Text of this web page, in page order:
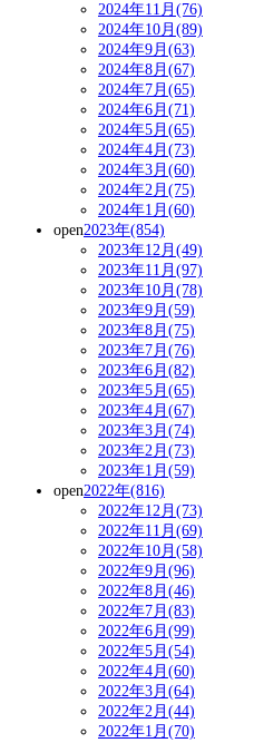
2024年11月(76)
2024年10月(89)
2024年9月(63)
2024年8月(67)
2024年7月(65)
2024年6月(71)
2024年5月(65)
2024年4月(73)
2024年3月(60)
2024年2月(75)
2024年1月(60)
open2023年(854)
2023年12月(49)
2023年11月(97)
2023年10月(78)
2023年9月(59)
2023年8月(75)
2023年7月(76)
2023年6月(82)
2023年5月(65)
2023年4月(67)
2023年3月(74)
2023年2月(73)
2023年1月(59)
open2022年(816)
2022年12月(73)
2022年11月(69)
2022年10月(58)
2022年9月(96)
2022年8月(46)
2022年7月(83)
2022年6月(99)
2022年5月(54)
2022年4月(60)
2022年3月(64)
2022年2月(44)
2022年1月(70)